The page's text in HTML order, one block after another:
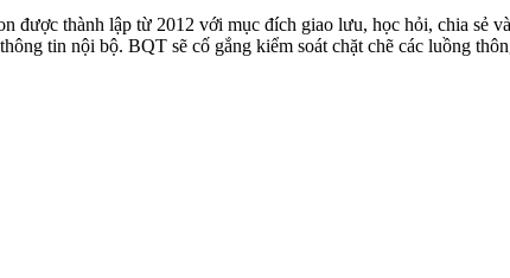
thành lập từ 2012 với mục đích giao lưu, học hỏi, chia sẻ
tin nội bộ. BQT sẽ cố gắng kiểm soát chặt chẽ các luồng